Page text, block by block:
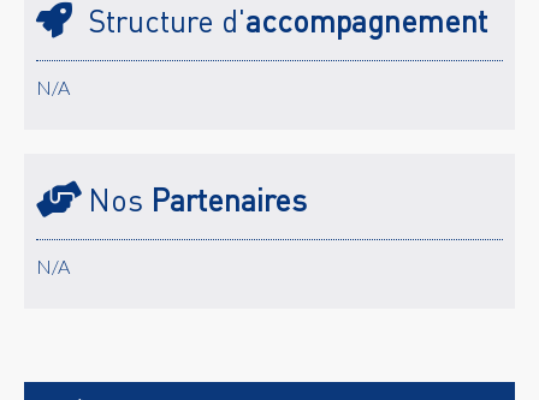
Structure d'accompagnement
N/A
Nos Partenaires
N/A